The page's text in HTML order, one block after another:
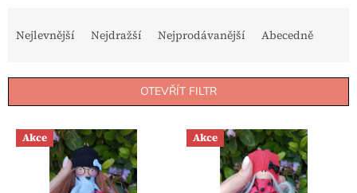
í
Nejlevnější Nejdražší Nejprodávanější Abecedně
OTEVŘÍT FILTR
V Akce Akce